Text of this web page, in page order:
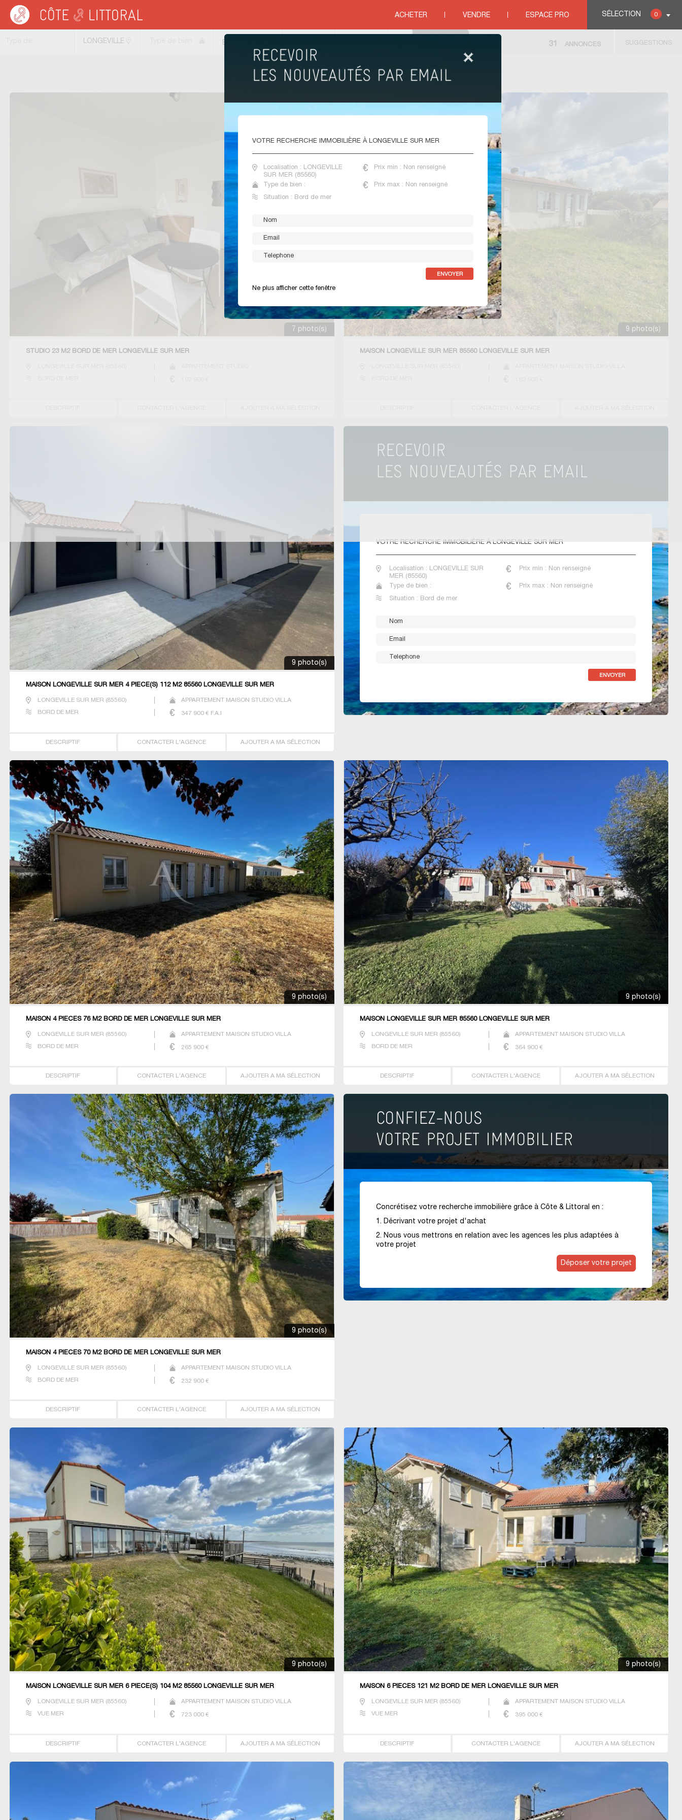
SÉLECTION 0
ACHETER VENDRE ESPACE PRO
Côte & Littoral > Immobilier bord de mer>PAYS DE LA LOIRE
IMMOBILIER BORD DE MER LONGEVILLE SUR MER
7 photo(s)
STUDIO 23 M2 BORD DE MER LONGEVILLE SUR MER
9 photo(s)
MAISON LONGEVILLE SUR MER 85560 LONGEVILLE SUR MER
9 photo(s)
MAISON LONGEVILLE SUR MER 4 PIÈCE(S) 112 M2 85560 LONGEVILLE SUR MER
LONGEVILLE SUR MER (85560) APPARTEMENT MAISON STUDIO VILLA
BORD DE MER 347 900€ F.A.I
DESCRIPTIF CONTACTER L'AGENCE AJOUTER A MA SÉLECTION
VOTRE RECHERCHE IMMOBILIÈRE À LONGEVILLE SUR MER
Localisation : LONGEVILLE SUR
MER (85560)
Prix min : Non renseigné
Type de bien : Prix max : Non renseigné
Situation : Bord de mer
9 photo(s)
MAISON 4 PIECES 76 M2 BORD DE MER LONGEVILLE SUR MER
LONGEVILLE SUR MER (85560) APPARTEMENT MAISON STUDIO VILLA
BORD DE MER 265 900€
DESCRIPTIF CONTACTER L'AGENCE AJOUTER A MA SÉLECTION
9 photo(s)
MAISON LONGEVILLE SUR MER 85560 LONGEVILLE SUR MER
LONGEVILLE SUR MER (85560) APPARTEMENT MAISON STUDIO VILLA
BORD DE MER 364 900 €
DESCRIPTIF CONTACTER L'AGENCE AJOUTER A MA SÉLECTION
9 photo(s)
MAISON 4 PIECES 70 M2 BORD DE MER LONGEVILLE SUR MER
LONGEVILLE SUR MER (85560) APPARTEMENT MAISON STUDIO VILLA
BORD DE MER 232 900€
DESCRIPTIF CONTACTER L'AGENCE AJOUTER A MA SÉLECTION
Concrétisez votre recherche immobilière grâce à Côte & Littoral en :
1. Décrivant votre projet d'achat
2. Nous vous mettrons en relation avec les agences les plus adaptées à
votre projet
Déposer votre projet
9 photo(s)
MAISON LONGEVILLE SUR MER 6 PIÈCE(S) 104 M2 85560 LONGEVILLE SUR MER
LONGEVILLE SUR MER (85560) APPARTEMENT MAISON STUDIO VILLA
VUE MER 723 000€
DESCRIPTIF CONTACTER L'AGENCE AJOUTER A MA SÉLECTION
9 photo(s)
MAISON 6 PIECES 121 M2 BORD DE MER LONGEVILLE SUR MER
LONGEVILLE SUR MER (85560) APPARTEMENT MAISON STUDIO VILLA
VUE MER 395 000 €
DESCRIPTIF CONTACTER L'AGENCE AJOUTER A MA SÉLECTION
LONGEVILLE
Bord de mer SUGGESTIONS
31 ANNONCES
VOTRE RECHERCHE IMMOBILIÈRE À LONGEVILLE SUR MER
Localisation : LONGEVILLE
SUR MER (85560)
Prix min : Non renseigné
Type de bien : Prix max : Non renseigné
Situation : Bord de mer
Ne plus afficher cette fenêtre